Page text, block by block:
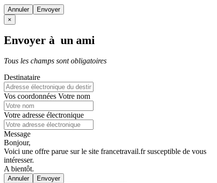
Annuler
×
Envoyer à un ami
Tous les champs sont obligatoires
Destinataire
Vos coordonnées Votre nom
Votre adresse électronique
Message
Bonjour,
Voici une offre parue sur le site francetravail.fr susceptible de vous
intéresser.
A bientôt.
Annuler